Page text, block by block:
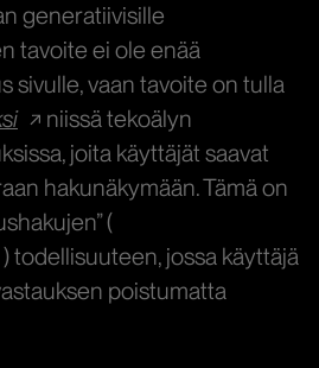
generatiivisille
tavoite ei ole enää
sivulle, vaan tavoite on tulla
niissä tekoälyn
joita käyttäjät saavat
hakunäkymään. Tämä on
(
) todellisuuteen, jossa käyttäjä
poistumatta